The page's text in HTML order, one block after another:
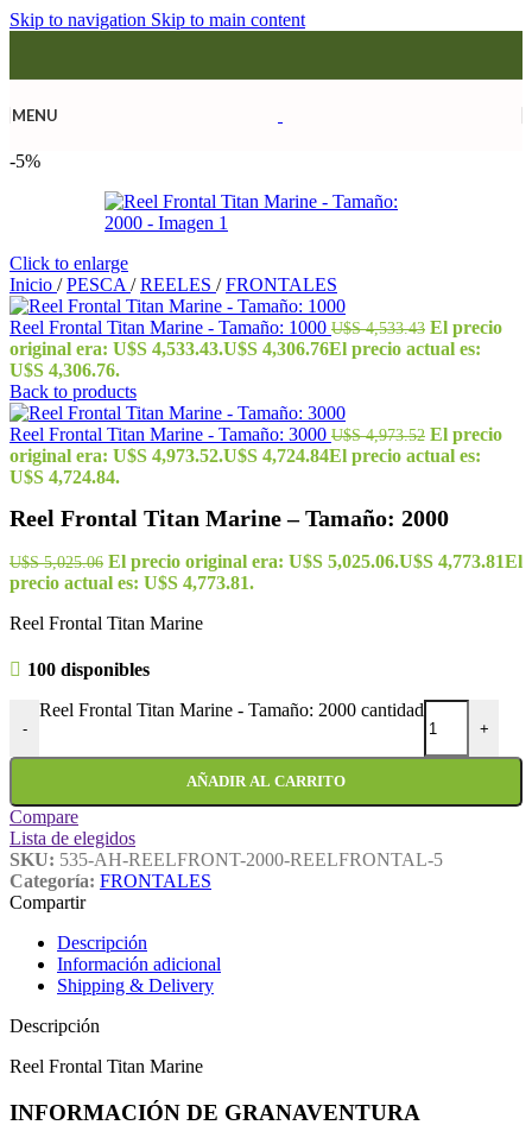
Skip to navigation Skip to main content
MENU
-5%
Click to enlarge
Inicio / PESCA / REELES / FRONTALES
Reel Frontal Titan Marine - Tamaño: 1000 U$S4,533.43 El precio
original era: U$S 4,533.43.U$S 4,306.76El precio actual es:
U$S 4,306.76.
Back to products
Reel Frontal Titan Marine - Tamaño: 3000 U$S4,973.52 El precio
original era: U$S 4,973.52.U$S 4,724.84El precio actual es:
U$S 4,724.84.
Reel Frontal Titan Marine – Tamaño: 2000
U$S5,025.06 El precio original era: U$S 5,025.06.U$S 4,773.81El
precio actual es: U$S 4,773.81.
Reel Frontal Titan Marine
100 disponibles
-
Reel Frontal Titan Marine - Tamaño: 2000 cantidad
+
AÑADIR AL CARRITO
Compare
Lista de elegidos
SKU: 535-AH-REELFRONT-2000-REELFRONTAL-5
Categoría: FRONTALES
Compartir
Descripción
Información adicional
Shipping & Delivery
Descripción
Reel Frontal Titan Marine
INFORMACIÓN DE GRANAVENTURA